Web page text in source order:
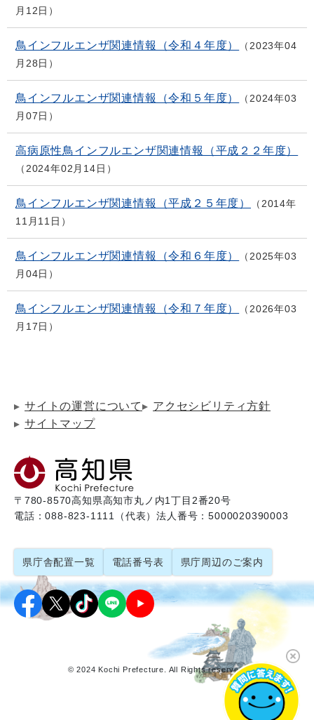
月12日
鳥インフルエンザ関連情報（令和４年度）
2023年04
月28日
鳥インフルエンザ関連情報（令和５年度）
2024年03
月07日
高病原性鳥インフルエンザ関連情報（平成２２年度）
2024年02月14日
鳥インフルエンザ関連情報（平成２５年度）
2014年
11月11日
鳥インフルエンザ関連情報（令和６年度）
2025年03
月04日
鳥インフルエンザ関連情報（令和７年度）
2026年03
月17日
サイトの運営について
アクセシビリティ方針
サイトマップ
〒780-8570高知県高知市丸ノ内1丁目2番20号
電話：088-823-1111（代表）法人番号：5000020390003
県庁舎配置一覧 電話番号表 県庁周辺のご案内
© 2024 Kochi Prefecture. All Rights reserved.